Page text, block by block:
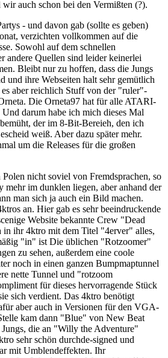
auch schon bei den Vermißten (?).
- und davon gab (sollte es geben)
verzichten vollkommen auf die
Sowohl auf dem schnellen
andere Quellen sind leider keinerlei
Bleibt nur zu hoffen, dass die Jungs
und ihre Webseiten halt sehr gemütlich
es aber reichlich Stuff von der "ruler"-
Die Orneta97 hat für alle ATARI-
darum habe ich mich dieses Mal
der im 8-Bit-Bereieh, den ich
weiß. Aber dazu später mehr.
um die Releases für die großen
nicht soviel von Fremdsprachen, so
mehr im dunklen liegen, aber anhand der
man sich ja auch ein Bild machen.
an. Hier gab es sehr beeindruckende
Website bekannte Crew "Dead
in ihr 4ktro mit dem Titel "4erver" alles,
"in" ist Die üblichen "Rotzoomer"
zu sehen, außerdem eine coole
noch in einen ganzen Bumpmaptunnel
nette Tunnel und "rotzoom
für dieses hervorragende Stück
sich verdient. Das 4ktro benötigt
aber auch in Versionen für den VGA-
kam dann "Blue" von New Beat
die an "Willy the Adventure"
sehr schön durchde-signed und
mit Umblendeffekten. Ihr